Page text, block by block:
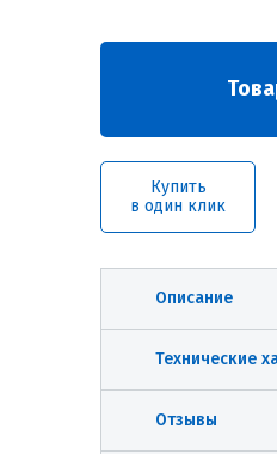
Купить
в один клик
Описание
Технические
Отзывы